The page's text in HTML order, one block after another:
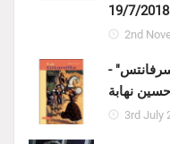
2nd
-
نهابة
3rd July